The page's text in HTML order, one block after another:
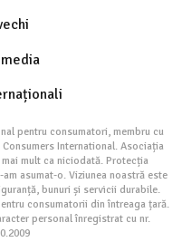
pentru consumatori, membru cu
International. Asociația
mult ca niciodată. Protecția
asumat-o. Viziunea noastră este
bunuri și servicii durabile.
consumatorii din întreaga țară.
personal înregistrat cu nr.